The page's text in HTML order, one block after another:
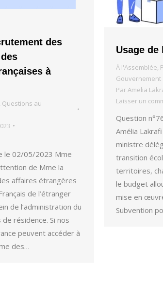
des
à
Questions au
le 02/05/2023 Mme
de Mme la
affaires étrangères
de l’étranger
de l’administration du
résidence. Si nos
peuvent accéder à
des…
Usage de
À l'Assemblée,
Gouvernement
ParAmelia
Laisser un
Question
Amélia
ministre
transition
territoires,
le budget
mise en
Subvention